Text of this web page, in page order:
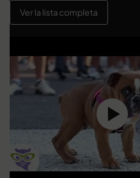
Ver la lista completa